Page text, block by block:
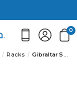
0
Racks Gibraltar SC-GPRMC Abrazadera Rack